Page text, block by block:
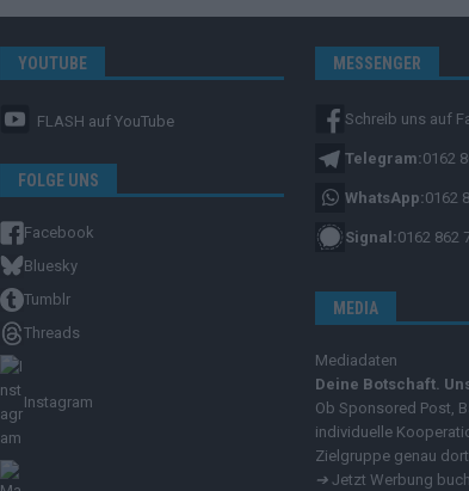
YOUTUBE
FLASH auf YouTube
FOLGE UNS
Facebook
Bluesky
Tumblr
Threads
Instagram
MESSENGER
Schreib uns auf
Telegram:0162
WhatsApp:0162
Signal:0162 862
MEDIA
Mediadaten
Deine Botschaft.
Ob Sponsored Post,
individuelle
Zielgruppe genau
➔ Jetzt Werbung